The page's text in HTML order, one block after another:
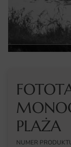
PLAŻA
NUMER